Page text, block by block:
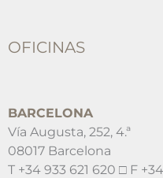
OFICINAS
BARCELONA
Vía Augusta, 252, 4.ª
08017 Barcelona
T +34 933 621 620 □ F